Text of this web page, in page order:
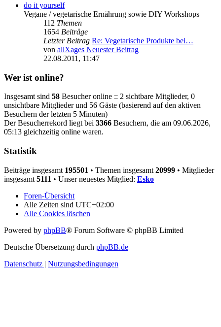
do it yourself
Vegane / vegetarische Ernährung sowie DIY Workshops
112 Themen
1654 Beiträge
Letzter Beitrag Re: Vegetarische Produkte bei…
von allXages Neuester Beitrag
22.08.2011, 11:47
Wer ist online?
Insgesamt sind 58 Besucher online :: 2 sichtbare Mitglieder, 0
unsichtbare Mitglieder und 56 Gäste (basierend auf den aktiven
Besuchern der letzten 5 Minuten)
Der Besucherrekord liegt bei 3366 Besuchern, die am 09.06.2026,
05:13 gleichzeitig online waren.
Statistik
Beiträge insgesamt 195501 • Themen insgesamt 20999 • Mitglieder
insgesamt 5111 • Unser neuestes Mitglied: Esko
Foren-Übersicht
Alle Zeiten sind UTC+02:00
Alle Cookies löschen
Powered by phpBB® Forum Software © phpBB Limited
Deutsche Übersetzung durch phpBB.de
Datenschutz | Nutzungsbedingungen